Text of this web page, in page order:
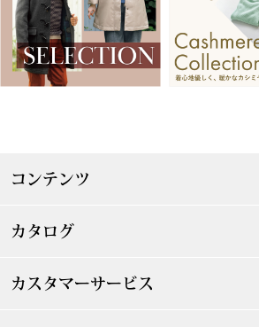
コンテンツ
カタログ
カスタマーサービス